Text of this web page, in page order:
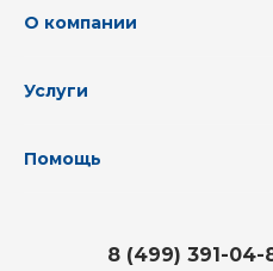
О компании
Услуги
Помощь
8 (499) 391-04-